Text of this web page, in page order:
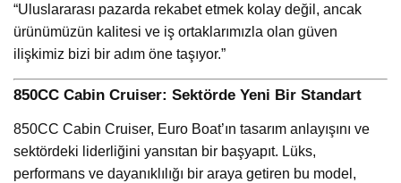
“Uluslararası pazarda rekabet etmek kolay değil, ancak
ürünümüzün kalitesi ve iş ortaklarımızla olan güven
ilişkimiz bizi bir adım öne taşıyor.”
850CC Cabin Cruiser: Sektörde Yeni Bir Standart
850CC Cabin Cruiser, Euro Boat’ın tasarım anlayışını ve
sektördeki liderliğini yansıtan bir başyapıt. Lüks,
performans ve dayanıklılığı bir araya getiren bu model,